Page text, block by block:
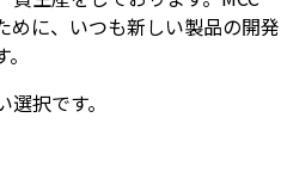
めに、いつも新しい製品の開発
択です。